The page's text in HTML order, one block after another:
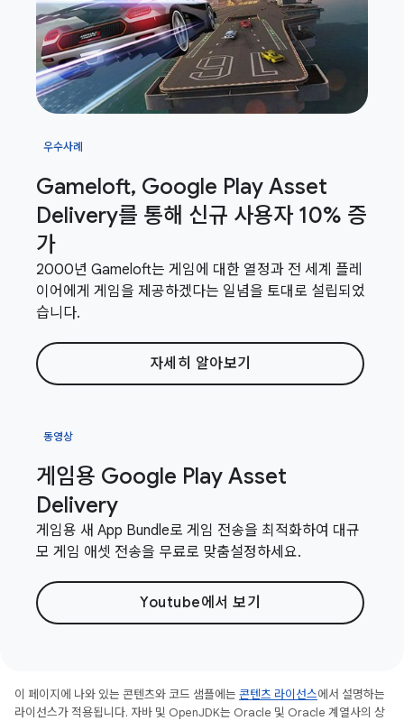
우수사례
Gameloft, Google Play Asset
Delivery를 통해 신규 사용자 10% 증
가
2000년 Gameloft는 게임에 대한 열정과 전 세계 플레
이어에게 게임을 제공하겠다는 일념을 토대로 설립되었
습니다.
자세히 알아보기
동영상
게임용 Google Play Asset
Delivery
게임용 새 App Bundle로 게임 전송을 최적화하여 대규
모 게임 애셋 전송을 무료로 맞춤설정하세요.
Youtube에서 보기
이 페이지에 나와 있는 콘텐츠와 코드 샘플에는 콘텐츠 라이선스에서 설명하는
라이선스가 적용됩니다. 자바 및 OpenJDK는 Oracle 및 Oracle 계열사의 상